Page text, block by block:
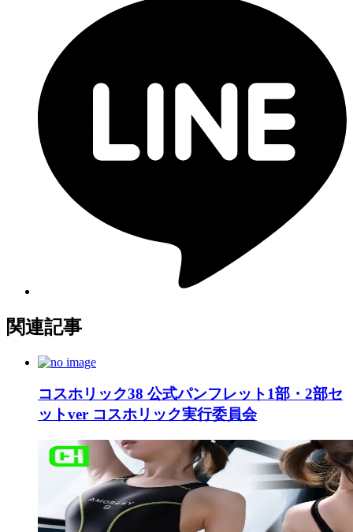
関連記事
コスホリック38 公式パンフレット1部・2部セ
ットver コスホリック実行委員会